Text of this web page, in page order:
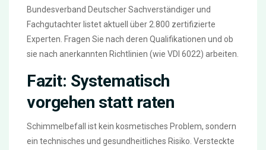
Bundesverband Deutscher Sachverständiger und
Fachgutachter listet aktuell über 2.800 zertifizierte
Experten. Fragen Sie nach deren Qualifikationen und ob
sie nach anerkannten Richtlinien (wie VDI 6022) arbeiten.
Fazit: Systematisch
vorgehen statt raten
Schimmelbefall ist kein kosmetisches Problem, sondern
ein technisches und gesundheitliches Risiko. Versteckte